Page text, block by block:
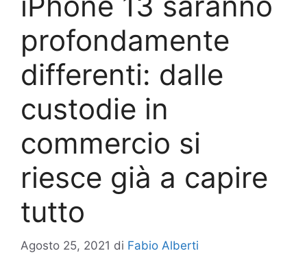
profondamente
differenti: dalle
custodie in
commercio si
riesce già a capire
tutto
Agosto 25, 2021 di Fabio Alberti